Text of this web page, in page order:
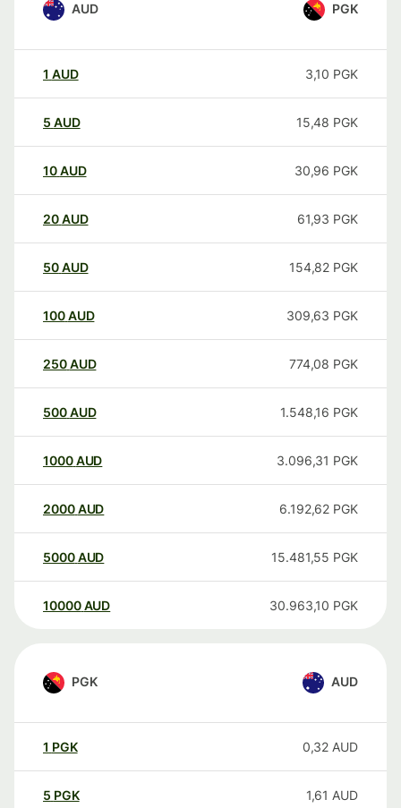
AUD PGK
1 AUD 3,10 PGK
5 AUD 15,48 PGK
10AUD 30,96 PGK
20AUD 61,93 PGK
50AUD 154,82 PGK
100AUD 309,63 PGK
250AUD 774,08 PGK
500AUD 1.548,16 PGK
1000AUD 3.096,31 PGK
2000AUD 6.192,62 PGK
5000AUD 15.481,55 PGK
10000 AUD 30.963,10 PGK
PGK AUD
1 PGK 0,32 AUD
5 PGK 1,61 AUD